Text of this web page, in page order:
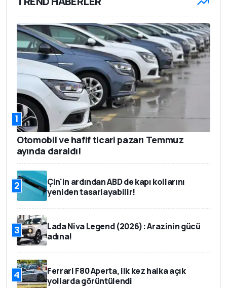
1
Otomobil ve hafif ticari pazarı Temmuz
ayında daraldı!
2
Çin'in ardından ABD de kapı kollarını
yeniden tasarlayabilir!
3
Lada Niva Legend (2026): Arazinin gücü
adına!
4
Ferrari F80 Aperta, ilk kez halka açık
yollarda görüntülendi